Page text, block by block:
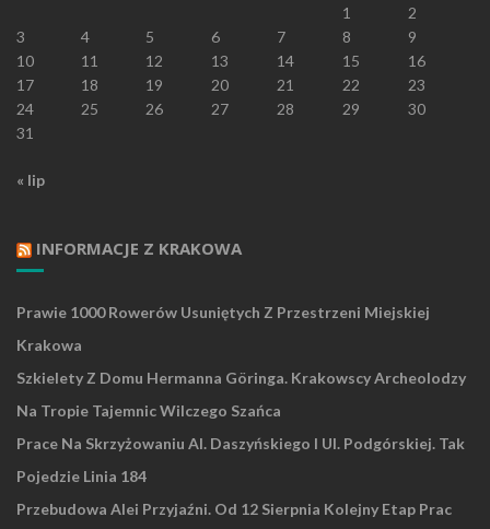
1
2
3
4 5 6 7 8
9
10
11 12 13 14 15
16
17
18 19 20 21 22
23
24
25 26 27 28 29
30
31
« lip
INFORMACJE Z KRAKOWA
Prawie 1000 Rowerów Usuniętych Z Przestrzeni Miejskiej
Krakowa
Szkielety Z Domu Hermanna Göringa. Krakowscy Archeolodzy
Na Tropie Tajemnic Wilczego Szańca
Prace Na Skrzyżowaniu Al. Daszyńskiego I Ul. Podgórskiej. Tak
Pojedzie Linia 184
Przebudowa Alei Przyjaźni. Od 12 Sierpnia Kolejny Etap Prac